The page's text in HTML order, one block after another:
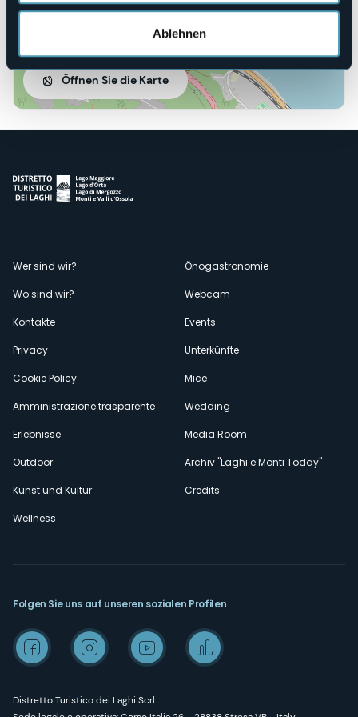
Ablehnen
Öffnen Sie die Karte
Menù
secondario
Wer sind wir?
Wo sind wir?
Kontakte
Privacy
Cookie Policy
Amministrazione trasparente
Erlebnisse
Outdoor
Kunst und Kultur
Wellness
Önogastronomie
Webcam
Events
Unterkünfte
Mice
Wedding
Media Room
Archiv "Laghi e Monti Today"
Credits
Distretto Turistico dei Laghi Scrl
Folgen Sie uns auf unseren sozialen Profilen